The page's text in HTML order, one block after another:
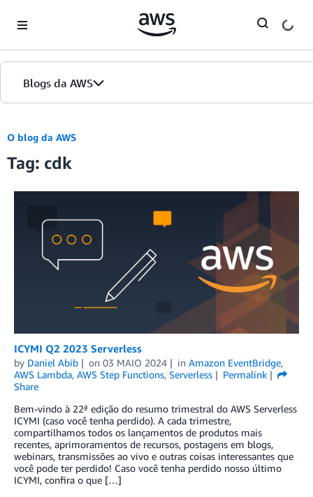
Blogs da AWS
Página inicial
Edições
O blog da AWS
Tag: cdk
ICYMI Q2 2023 Serverless
by Daniel Abib on 03 MAIO 2024 in Amazon EventBridge,
AWS Lambda, AWS Step Functions, Serverless
Permalink
Share
Bem-vindo à 22ª edição do resumo trimestral do AWS Serverless
ICYMI (caso você tenha perdido). A cada trimestre,
compartilhamos todos os lançamentos de produtos mais
recentes, aprimoramentos de recursos, postagens em blogs,
webinars, transmissões ao vivo e outras coisas interessantes que
você pode ter perdido! Caso você tenha perdido nosso último
ICYMI, confira o que […]